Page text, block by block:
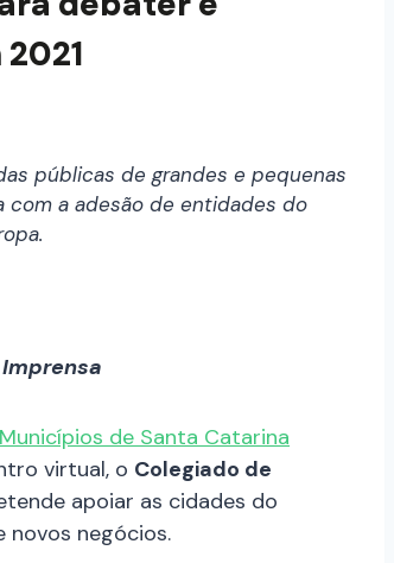
públicas de grandes e pequenas
a adesão de entidades do
de Santa Catarina
virtual, o Colegiado de
apoiar as cidades do
novos negócios.